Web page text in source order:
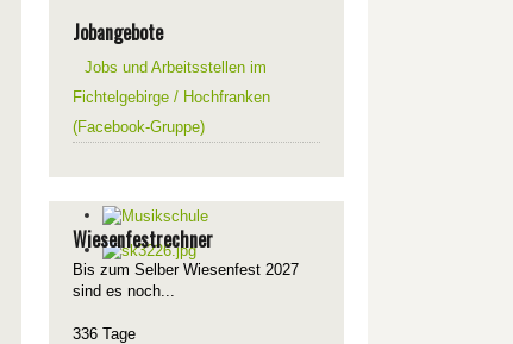
Jobangebote
Jobs und Arbeitsstellen im
Fichtelgebirge / Hochfranken
(Facebook-Gruppe)
Wiesenfestrechner
Bis zum Selber Wiesenfest 2027
sind es noch...
336 Tage